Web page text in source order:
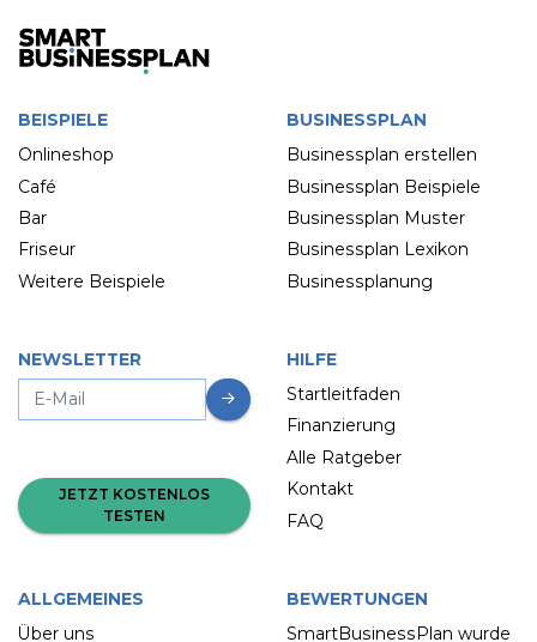
BEISPIELE
Onlineshop
Café
Bar
Friseur
Weitere Beispiele
BUSINESSPLAN
Businessplan erstellen
Businessplan Beispiele
Businessplan Muster
Businessplan Lexikon
Businessplanung
NEWSLETTER
JETZT KOSTENLOS
TESTEN
HILFE
Startleitfaden
Finanzierung
Alle Ratgeber
Kontakt
FAQ
ALLGEMEINES
Über uns
BEWERTUNGEN
SmartBusinessPlan wurde